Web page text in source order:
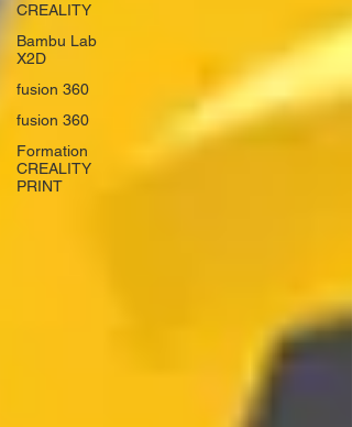
CREALITY
Bambu Lab
X2D
fusion 360
fusion 360
Formation
CREALITY
PRINT